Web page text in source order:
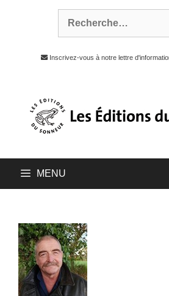
Inscrivez-vous à notre lettre
MENU